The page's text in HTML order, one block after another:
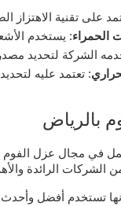
على تقنية الاهتزاز
الحمراء: يستخدم
الشركة لتحديد
: تعتمد عليه
بالرياض
في مجال عزل الفوم
الشركات الرائدة
تستخدم أفضل